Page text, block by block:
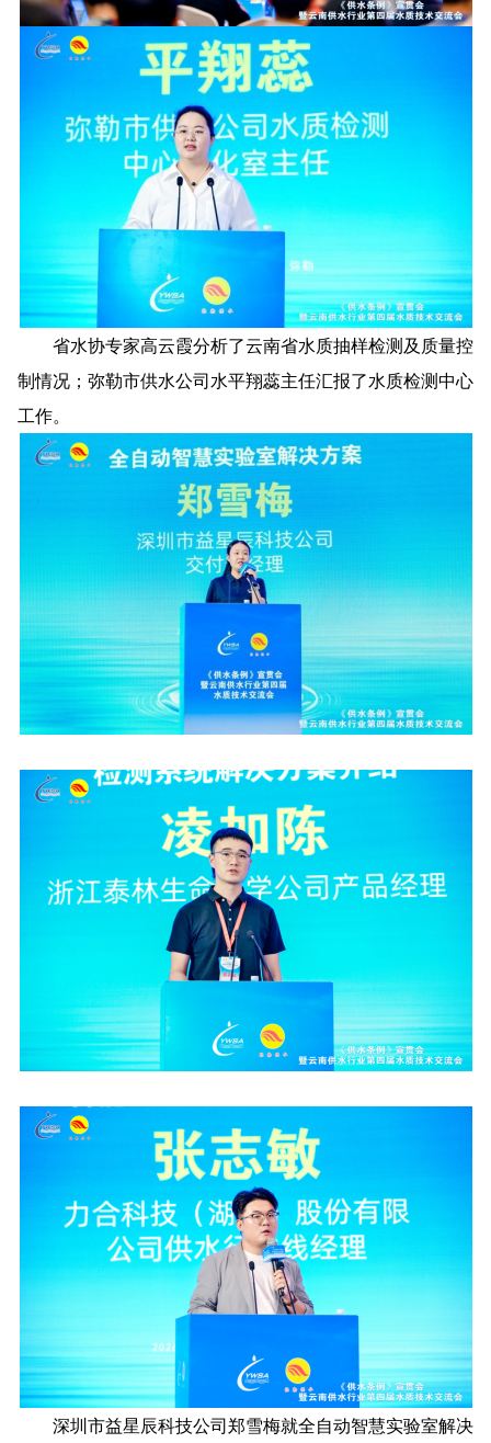
省水协专家高云霞分析了云南省水质抽样检测及质量控
制情况；弥勒市供水公司水平翔蕊主任汇报了水质检测中心
工作。
深圳市益星辰科技公司郑雪梅就全自动智慧实验室解决